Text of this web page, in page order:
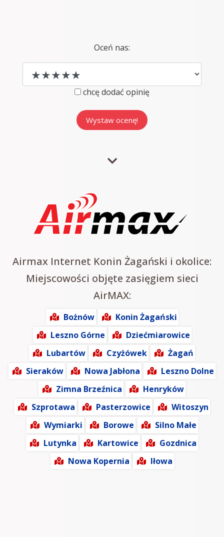
Oceń nas:
chcę dodać opinię
Airmax Internet Konin Żagański i okolice:
Miejscowości objęte zasięgiem sieci
AirMAX:
Bożnów
Konin Żagański
Leszno Górne
Dziećmiarowice
Lubartów
Czyżówek
Żagań
Sieraków
Nowa Jabłona
Leszno Dolne
Zimna Brzeźnica
Henryków
Szprotawa
Pasterzowice
Witoszyn
Wymiarki
Borowe
Silno Małe
Lutynka
Kartowice
Gozdnica
Nowa Kopernia
Iłowa